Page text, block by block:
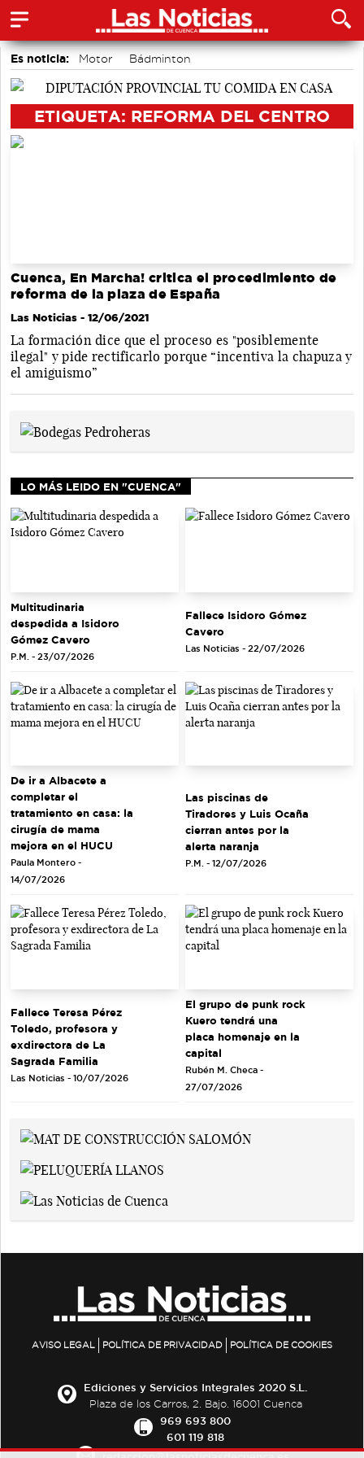
Es noticia: Motor
Bádminton
Actividades culturales en Cuenca
accidentes laborales
ETIQUETA: REFORMA DEL CENTRO
Cuenca, En Marcha! critica el procedimiento de
reforma de la plaza de España
Las Noticias - 12/06/2021
La formación dice que el proceso es "posiblemente
ilegal" y pide rectificarlo porque “incentiva la chapuza y
el amiguismo”
LO MÁS LEIDO EN "CUENCA"
Multitudinaria
despedida a Isidoro
Gómez Cavero
P.M. - 23/07/2026
Fallece Isidoro Gómez
Cavero
Las Noticias - 22/07/2026
De ir a Albacete a
completar el
tratamiento en casa: la
cirugía de mama
mejora en el HUCU
Paula Montero -
14/07/2026
Las piscinas de
Tiradores y Luis Ocaña
cierran antes por la
alerta naranja
P.M. - 12/07/2026
Fallece Teresa Pérez
Toledo, profesora y
exdirectora de La
Sagrada Familia
Las Noticias - 10/07/2026
El grupo de punk rock
Kuero tendrá una
placa homenaje en la
capital
Rubén M. Checa -
27/07/2026
AVISO LEGAL POLÍTICA DE PRIVACIDAD POLÍTICA DE COOKIES
Ediciones y Servicios Integrales 2020 S.L.
Plaza de los Carros, 2. Bajo. 16001 Cuenca
969 693 800
601 119 818